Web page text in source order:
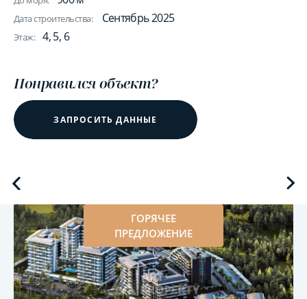
Дата строительства: Сентябрь 2025
Этаж: 4, 5, 6
Понравился объект?
ЗАПРОСИТЬ ДАННЫЕ
ГОРЯЧЕЕ
ПРЕДЛОЖЕНИЕ